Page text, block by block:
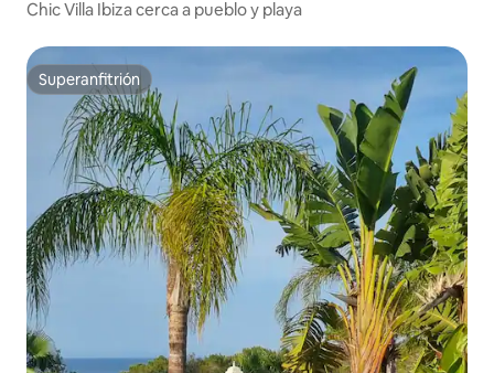
Chic Villa Ibiza cerca a pueblo y playa
Superanfitrión
Superanfitrión